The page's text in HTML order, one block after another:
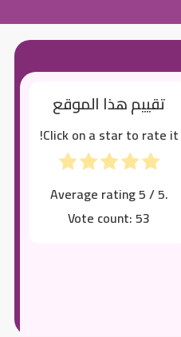
تقييم هذا الموقع
Click on a star to rate it!
Average rating5/ 5.
Vote count:53